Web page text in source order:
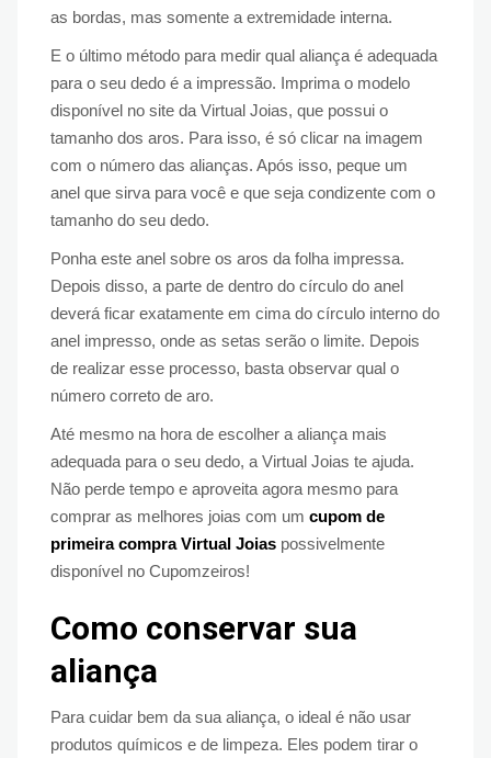
as bordas, mas somente a extremidade interna.
E o último método para medir qual aliança é adequada
para o seu dedo é a impressão. Imprima o modelo
disponível no site da Virtual Joias, que possui o
tamanho dos aros. Para isso, é só clicar na imagem
com o número das alianças. Após isso, peque um
anel que sirva para você e que seja condizente com o
tamanho do seu dedo.
Ponha este anel sobre os aros da folha impressa.
Depois disso, a parte de dentro do círculo do anel
deverá ficar exatamente em cima do círculo interno do
anel impresso, onde as setas serão o limite. Depois
de realizar esse processo, basta observar qual o
número correto de aro.
Até mesmo na hora de escolher a aliança mais
adequada para o seu dedo, a Virtual Joias te ajuda.
Não perde tempo e aproveita agora mesmo para
comprar as melhores joias com um cupom de
primeira compra Virtual Joias possivelmente
disponível no Cupomzeiros!
Como conservar sua
aliança
Para cuidar bem da sua aliança, o ideal é não usar
produtos químicos e de limpeza. Eles podem tirar o